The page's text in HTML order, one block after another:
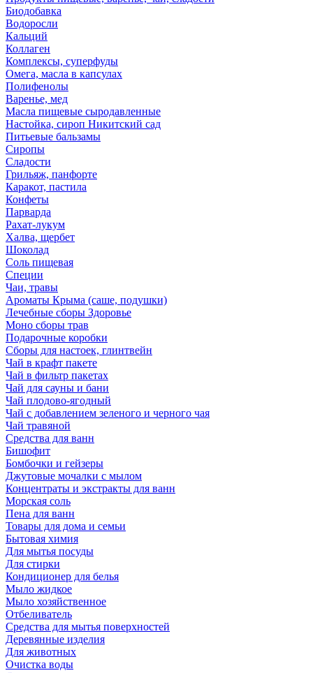
Биодобавка
Водоросли
Кальций
Коллаген
Комплексы, суперфуды
Омега, масла в капсулах
Полифенолы
Варенье, мед
Масла пищевые сыродавленные
Настойка, сироп Никитский сад
Питьевые бальзамы
Сиропы
Сладости
Грильяж, панфорте
Каракот, пастила
Конфеты
Парварда
Рахат-лукум
Халва, щербет
Шоколад
Соль пищевая
Специи
Чаи, травы
Ароматы Крыма (саше, подушки)
Лечебные сборы Здоровье
Моно сборы трав
Подарочные коробки
Сборы для настоек, глинтвейн
Чай в крафт пакете
Чай в фильтр пакетах
Чай для сауны и бани
Чай плодово-ягодный
Чай с добавлением зеленого и черного чая
Чай травяной
Средства для ванн
Бишофит
Бомбочки и гейзеры
Джутовые мочалки с мылом
Концентраты и экстракты для ванн
Морская соль
Пена для ванн
Товары для дома и семьи
Бытовая химия
Для мытья посуды
Для стирки
Кондиционер для белья
Мыло жидкое
Мыло хозяйственное
Отбеливатель
Средства для мытья поверхностей
Деревянные изделия
Для животных
Очистка воды